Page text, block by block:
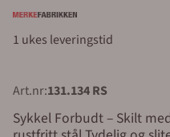
1 ukes leveringstid
Art.nr:131.134 RS
Sykkel Forbudt – Skilt